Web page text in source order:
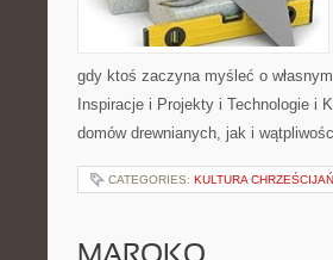
gdy ktoś zaczyna myśleć o
Inspiracje i Projekty i Technologie i
domów drewnianych, jak i
CATEGORIES: KULTURA